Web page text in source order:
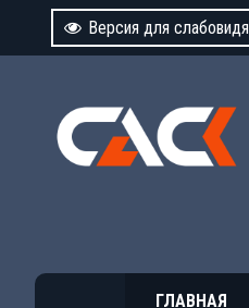
Версия для
ГЛАВНАЯ